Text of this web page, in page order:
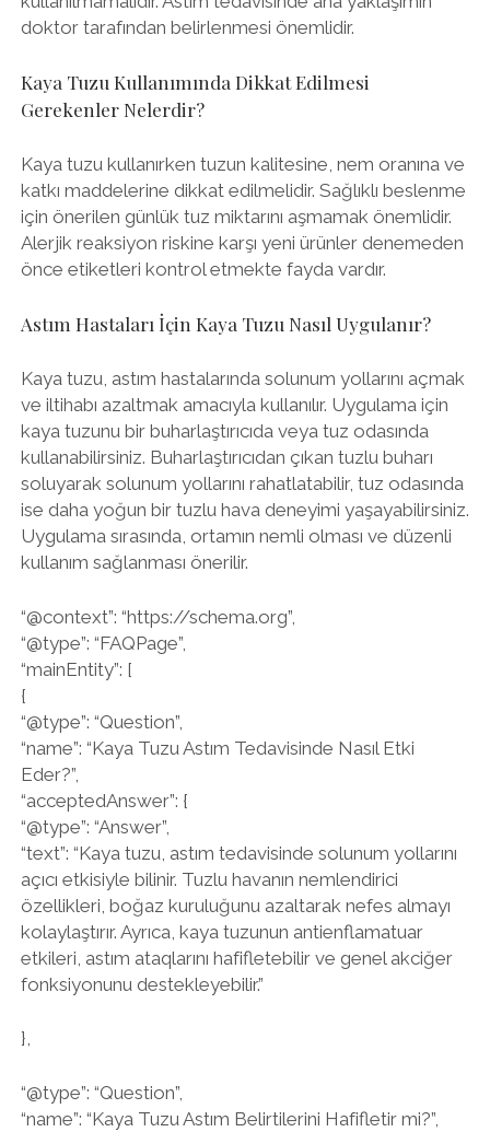
doktor tarafından belirlenmesi önemlidir.
Kaya Tuzu Kullanımında Dikkat Edilmesi
Gerekenler Nelerdir?
Kaya tuzu kullanırken tuzun kalitesine, nem oranına ve
katkı maddelerine dikkat edilmelidir. Sağlıklı beslenme
için önerilen günlük tuz miktarını aşmamak önemlidir.
Alerjik reaksiyon riskine karşı yeni ürünler denemeden
önce etiketleri kontrol etmekte fayda vardır.
Astım Hastaları İçin Kaya Tuzu Nasıl Uygulanır?
Kaya tuzu, astım hastalarında solunum yollarını açmak
ve iltihabı azaltmak amacıyla kullanılır. Uygulama için
kaya tuzunu bir buharlaştırıcıda veya tuz odasında
kullanabilirsiniz. Buharlaştırıcıdan çıkan tuzlu buharı
soluyarak solunum yollarını rahatlatabilir, tuz odasında
ise daha yoğun bir tuzlu hava deneyimi yaşayabilirsiniz.
Uygulama sırasında, ortamın nemli olması ve düzenli
kullanım sağlanması önerilir.
“@context”: “https://schema.org”,
“@type”: “FAQPage”,
“mainEntity”: [
{
“@type”: “Question”,
“name”: “Kaya Tuzu Astım Tedavisinde Nasıl Etki
Eder?”,
“acceptedAnswer”: {
“@type”: “Answer”,
“text”: “Kaya tuzu, astım tedavisinde solunum yollarını
açıcı etkisiyle bilinir. Tuzlu havanın nemlendirici
özellikleri, boğaz kuruluğunu azaltarak nefes almayı
kolaylaştırır. Ayrıca, kaya tuzunun antienflamatuar
etkileri, astım ataqlarını hafifletebilir ve genel akciğer
fonksiyonunu destekleyebilir.”
},
“@type”: “Question”,
“name”: “Kaya Tuzu Astım Belirtilerini Hafifletir mi?”,